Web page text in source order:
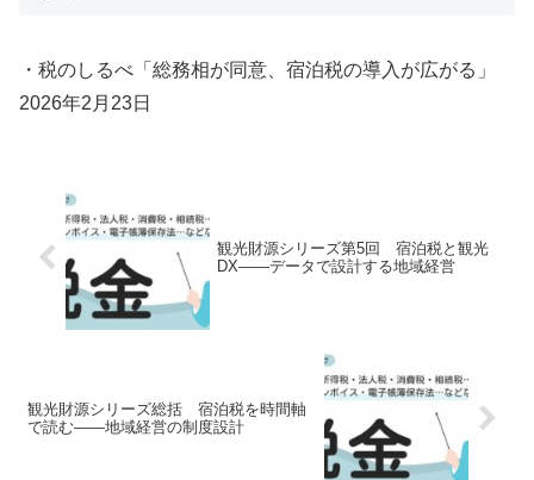
・税のしるべ「総務相が同意、宿泊税の導入が広がる」
2026年2月23日
観光財源シリーズ第5回 宿泊税と観光
DX――データで設計する地域経営
観光財源シリーズ総括 宿泊税を時間軸
で読む――地域経営の制度設計